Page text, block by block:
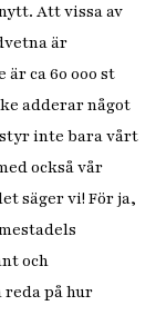
Att vissa av
är
ca 60 000 st
adderar något
inte bara vårt
också vår
säger vi! För ja,
och
på hur